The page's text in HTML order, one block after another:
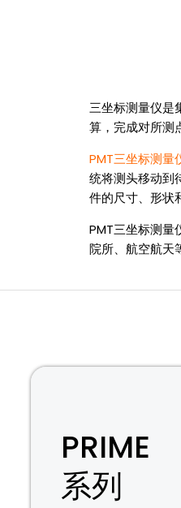
三坐标测量仪是
算，完成对所测
PMT三坐标测量
统将测头移动到
件的尺寸、形状
PMT三坐标测量
院所、航空航天
PRIME
系列